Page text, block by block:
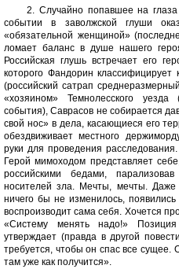
2. Случайно попавшее на
событии в заволжской глуши
«обязательной женщиной»
ломает баланс в душе нашего
Российская глушь встречает его
которого Фандорин
(российский сатрап
«хозяином» Темнолесского уезда
события), Саврасов не собирается
свой нос» в дела, касающиеся его
обездвиживает местного
руки для проведения
Герой мимоходом представляет
российскими бедами,
носителей зла. Мечты, мечты.
ничего бы не изменилось,
воспроизводит сама себя. Хочется
«Систему менять надо!»
утверждает (правда в другой
требуется, чтобы он спас все сущее.
там уже как получится».